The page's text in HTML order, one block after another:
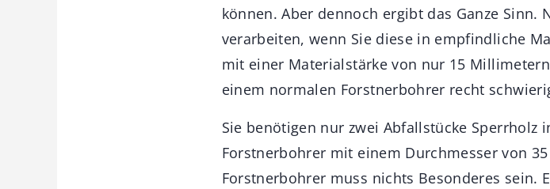
können. Aber dennoch ergibt das Ganze
verarbeiten, wenn Sie diese in empfindliche
mit einer Materialstärke von nur 15
einem normalen Forstnerbohrer recht
Sie benötigen nur zwei Abfallstücke Sperrholz
Forstnerbohrer mit einem Durchmesser von
Forstnerbohrer muss nichts Besonderes